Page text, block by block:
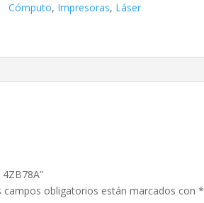
4ZB78A
Cómputo, Impresoras, Láser
campos obligatorios están marcados con*